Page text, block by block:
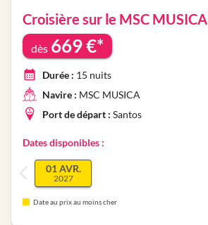
Croisière sur le MSC MUSICA
dès 669€*
Durée : 15 nuits
Navire : MSC MUSICA
Port de départ : Santos
Dates disponibles :
01 AVR.
2027
Date au prix au moins cher